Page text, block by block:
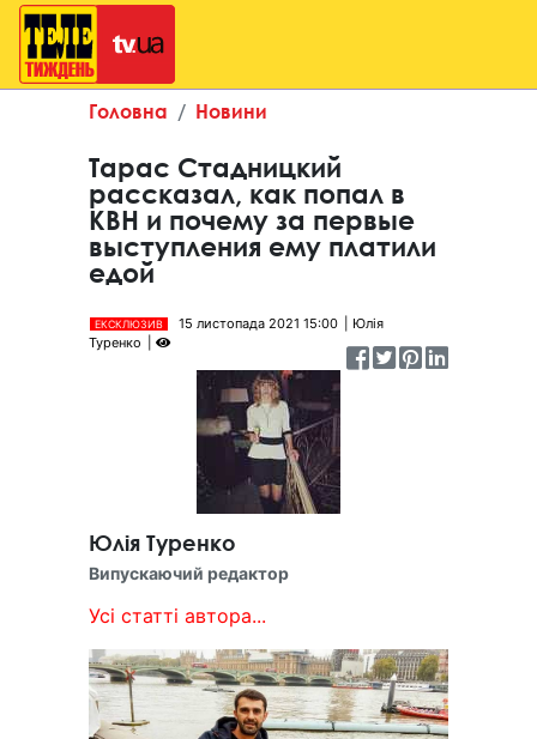
Головна Новини
Тарас Стадницкий
рассказал, как попал в
КВН и почему за первые
выступления ему платили
едой
ЕКСКЛЮЗИВ 15 листопада 2021 15:00
Юлія
Туренко
Юлія Туренко
Випускаючий редактор
Усі статті автора...